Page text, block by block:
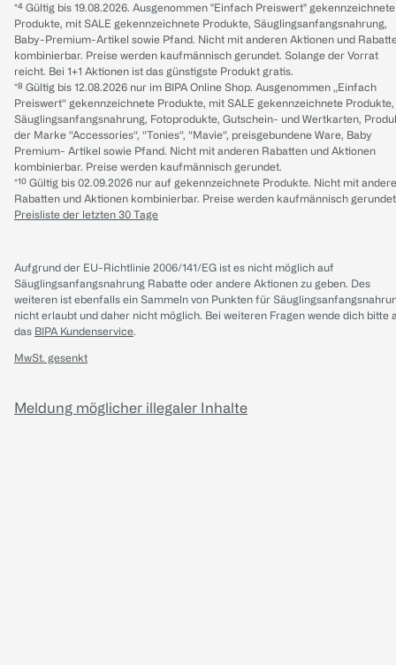
*⁴ Gültig bis 19.08.2026. Ausgenommen "Einfach Preiswert" gekennzeichnete
Produkte, mit SALE gekennzeichnete Produkte, Säuglingsanfangsnahrung,
Baby-Premium-Artikel sowie Pfand. Nicht mit anderen Aktionen und
kombinierbar. Preise werden kaufmännisch gerundet. Solange der Vorrat
reicht. Bei 1+1 Aktionen ist das günstigste Produkt gratis.
*⁸ Gültig bis 12.08.2026 nur im BIPA Online Shop. Ausgenommen „Einfach
Preiswert“ gekennzeichnete Produkte, mit SALE gekennzeichnete Produkte,
Säuglingsanfangsnahrung, Fotoprodukte, Gutschein- und Wertkarten,
der Marke “Accessories“, “Tonies“, “Mavie“, preisgebundene Ware, Baby
Premium- Artikel sowie Pfand. Nicht mit anderen Rabatten und Aktionen
kombinierbar. Preise werden kaufmännisch gerundet.
*¹⁰ Gültig bis 02.09.2026 nur auf gekennzeichnete Produkte. Nicht mit
Rabatten und Aktionen kombinierbar. Preise werden kaufmännisch
Preisliste der letzten 30 Tage
Aufgrund der EU-Richtlinie 2006/141/EG ist es nicht möglich auf
Säuglingsanfangsnahrung Rabatte oder andere Aktionen zu geben. Des
weiteren ist ebenfalls ein Sammeln von Punkten für
nicht erlaubt und daher nicht möglich. Bei weiteren Fragen wende dich bitte
das BIPA Kundenservice.
MwSt. gesenkt
Meldung möglicher illegaler Inhalte